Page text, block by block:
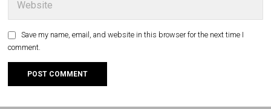
Save my name, email, and website in this browser for the next time I
comment.